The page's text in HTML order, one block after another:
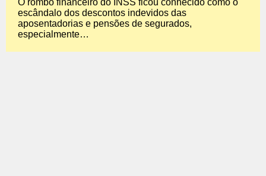
O rombo financeiro do INSS ficou conhecido como o
escândalo dos descontos indevidos das
aposentadorias e pensões de segurados,
especialmente…